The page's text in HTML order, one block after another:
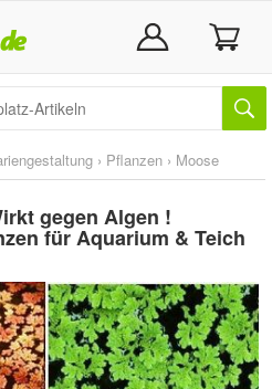
› Pflanzen › Moose
gegen Algen !
für Aquarium & Teich